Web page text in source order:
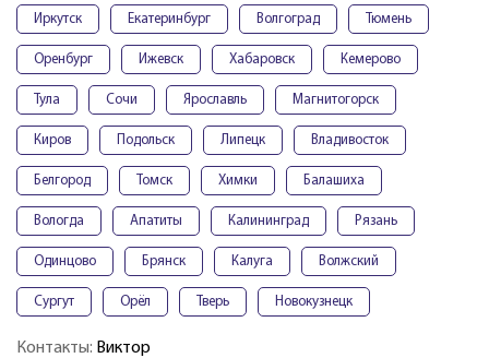
Иркутск Екатеринбург Волгоград Тюмень
Оренбург Ижевск Хабаровск Кемерово
Тула Сочи Ярославль Магнитогорск
Киров Подольск Липецк Владивосток
Белгород Томск Химки Балашиха
Вологда Апатиты Калининград Рязань
Одинцово Брянск Калуга Волжский
Сургут Орёл Тверь Новокузнецк
Контакты: Виктор